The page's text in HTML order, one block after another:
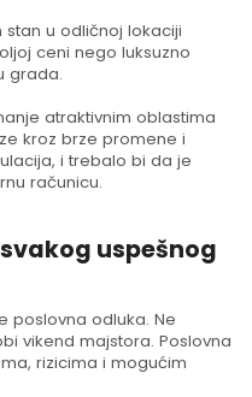
u odličnoj lokaciji
ceni nego luksuzno
grada.
atraktivnim oblastima
kroz brze promene i
i trebalo bi da je
računicu.
uspešnog
poslovna odluka. Ne
vikend majstora. Poslovna
rizicima i mogućim